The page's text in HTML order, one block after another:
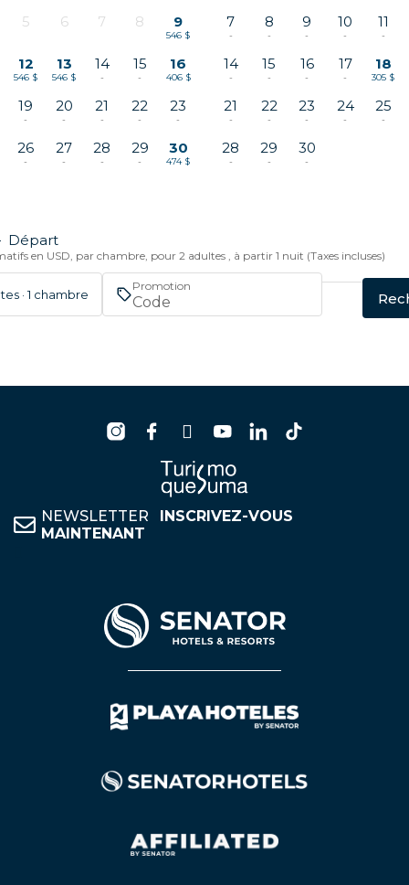
5 6 7 8 9
546 $
12
546 $
13
546 $
14
-
15
-
16
406 $
19
-
20
-
21
-
22
-
23
-
26
-
27
-
28
-
29
-
30
474 $
7
-
8
-
9
-
10
-
11
-
14
-
15
-
16
-
17
-
18
305 $
21
-
22
-
23
-
24
-
25
-
28
-
29
-
30
-
Départ
en USD, par chambre, pour 2 adultes , à partir 1 nuit (Taxes incluses)
· 1 chambre
Promotion
NEWSLETTER
INSCRIVEZ-VOUS
MAINTENANT